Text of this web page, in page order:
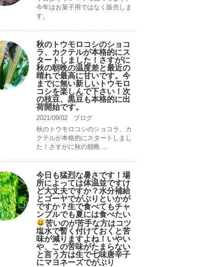
今年はお菓子用ではなく販売しま
す。
秋のトウモロコシのショコ
ラ、カクテルが本格的にス
タートしました！さすがに
秋の朝晩の温度差と最近の
晴れで最高に甘いです。今
までに無い新しいトウモロ
コシを楽しんで下さい！次
の枝豆、黒豆も本格的に出
荷開始です。
2021/09/02
ブログ
秋のトウモロコシのショコラ、カ
クテルが本格的にスタートしまし
た！さすがに秋の朝晩 ...
今日も猛烈な暑さです！場
所によっては体温並ですけ
ど大丈夫ですか？水分補給
とゴーヤでがぶりといかが
ですか？生で食べてもチャ
ンプルでも夏には食べたい
苦いのが苦手な方はコツ
塩水で暫く付けておくと苦
味が減りますよね！いやい
や、この苦味がたまらない
と言う方は生で七味唐辛子
にマヨネーズでがぶり